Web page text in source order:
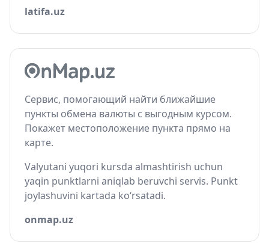
latifa.uz
Сервис, помогающий найти ближайшие
пункты обмена валюты с выгодным курсом.
Покажет местоположение пункта прямо на
карте.
Valyutani yuqori kursda almashtirish uchun
yaqin punktlarni aniqlab beruvchi servis. Punkt
joylashuvini kartada ko‘rsatadi.
onmap.uz